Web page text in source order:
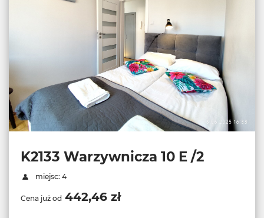
K2133 Warzywnicza 10 E /2
miejsc: 4
Cena już od 442,46 zł